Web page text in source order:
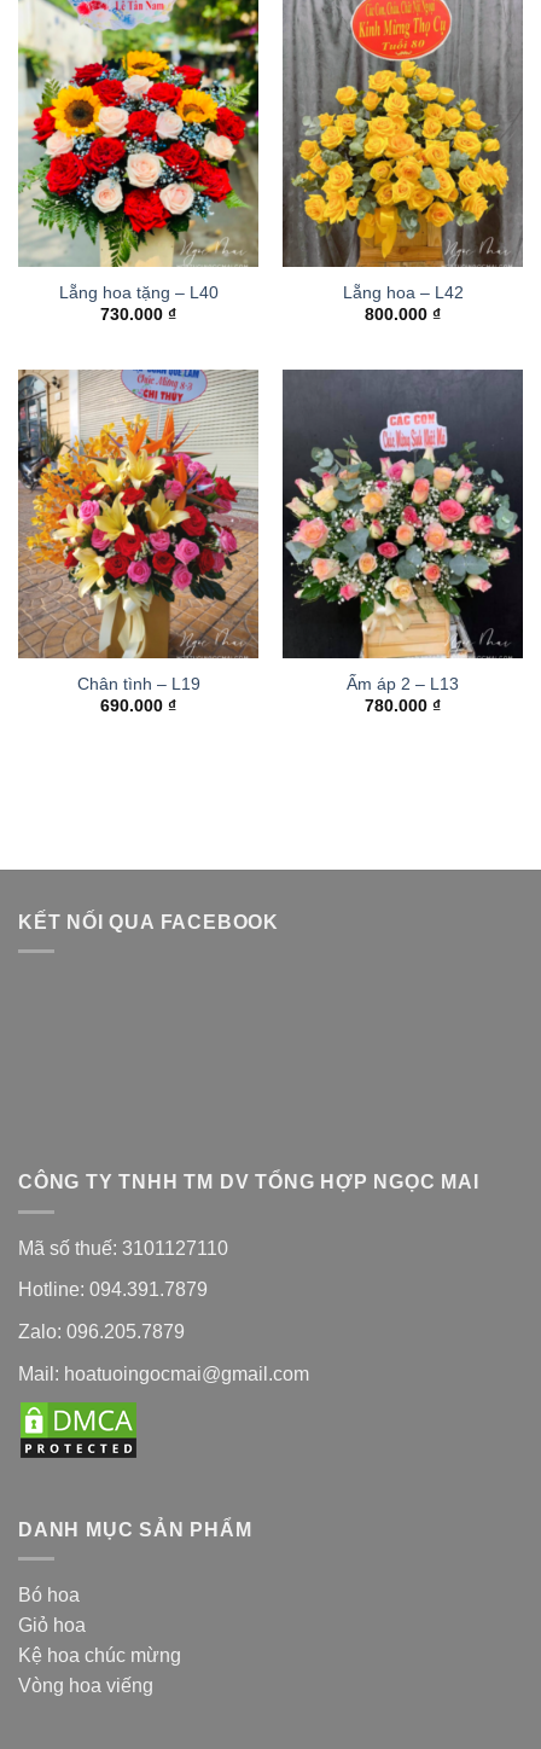
Lẵng hoa tặng – L40
730.000 ₫
Lẵng hoa – L42
800.000 ₫
Chân tình – L19
690.000 ₫
Ấm áp 2 – L13
780.000 ₫
KẾT NỐI QUA FACEBOOK
CÔNG TY TNHH TM DV TỔNG HỢP NGỌC MAI
Mã số thuế: 3101127110
Hotline: 094.391.7879
Zalo: 096.205.7879
Mail: hoatuoingocmai@gmail.com
DANH MỤC SẢN PHẨM
Bó hoa
Giỏ hoa
Kệ hoa chúc mừng
Vòng hoa viếng